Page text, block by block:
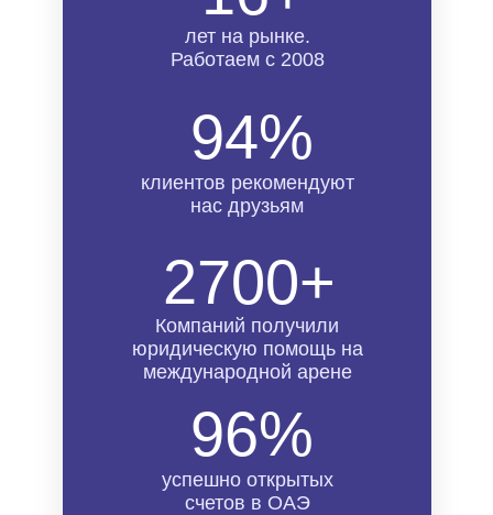
лет на рынке.
Работаем с 2008
Компаний получили
юридическую помощь на
международной арене
2700+
клиентов рекомендуют
нас друзьям
успешно открытых
счетов в ОАЭ
94%
96%